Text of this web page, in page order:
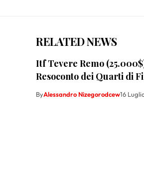
RELATED NEWS
Itf Tevere Remo
Resoconto dei Quarti di
ByAlessandro Nizegorodcew16